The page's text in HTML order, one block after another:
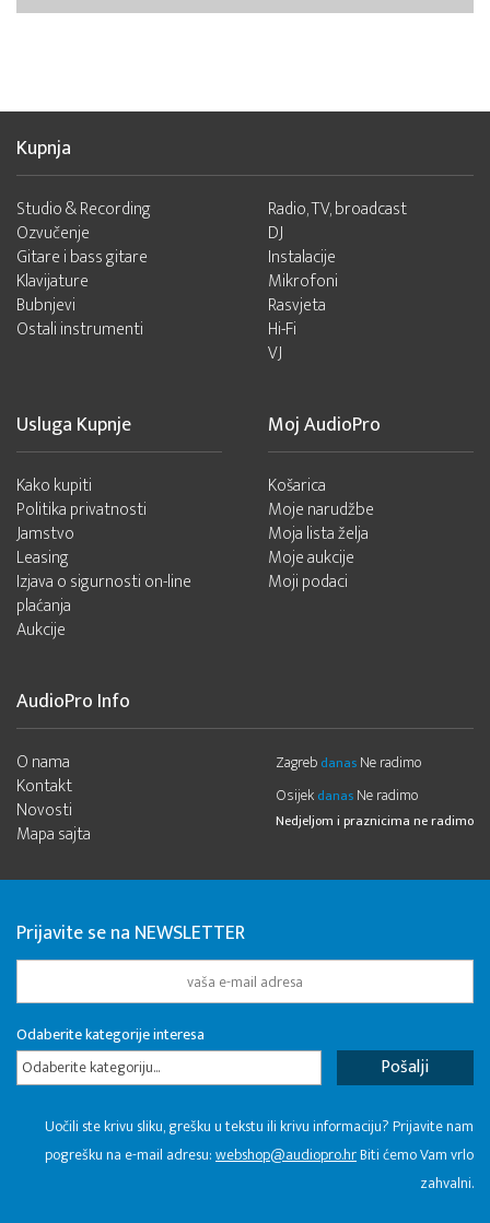
Kupnja
Studio & Recording
Ozvučenje
Gitare i bass gitare
Klavijature
Bubnjevi
Ostali instrumenti
Radio, TV, broadcast
DJ
Instalacije
Mikrofoni
Rasvjeta
Hi-Fi
VJ
Usluga Kupnje
Kako kupiti
Politika privatnosti
Jamstvo
Leasing
Izjava o sigurnosti on-line
plaćanja
Aukcije
Moj AudioPro
Košarica
Moje narudžbe
Moja lista želja
Moje aukcije
Moji podaci
AudioPro Info
O nama
Kontakt
Novosti
Mapa sajta
Zagreb danas Ne radimo
Osijek danas Ne radimo
Nedjeljom i praznicima ne radimo
Prijavite se na NEWSLETTER
Odaberite kategorije interesa
Odaberite kategoriju...
Uočili ste krivu sliku, grešku u tekstu ili krivu informaciju? Prijavite nam
pogrešku na e-mail adresu:webshop@audiopro.hrBiti ćemo Vam vrlo
zahvalni.